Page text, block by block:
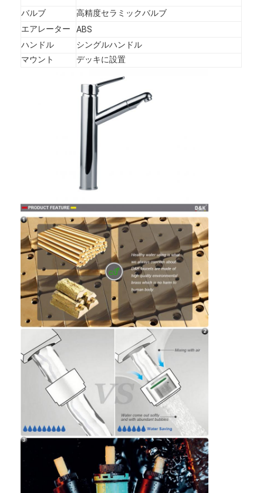
家へ
ビデオ
バルブ
高精度セラミックバルブ
エアレーター
ABS
ハンドル
シングルハンドル
マウント
デッキに設置